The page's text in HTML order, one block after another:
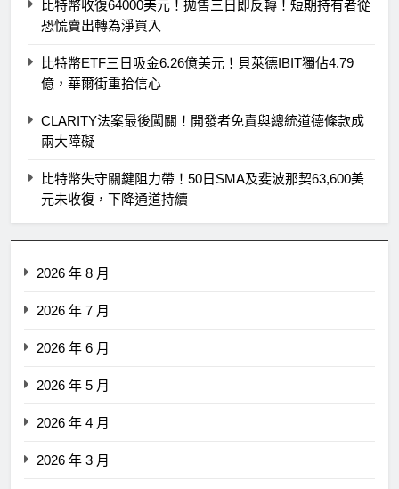
比特幣收復64000美元！拋售三日即反轉！短期持有者從
恐慌賣出轉為淨買入
比特幣ETF三日吸金6.26億美元！貝萊德IBIT獨佔4.79
億，華爾街重拾信心
CLARITY法案最後闖關！開發者免責與總統道德條款成
兩大障礙
比特幣失守關鍵阻力帶！50日SMA及斐波那契63,600美
元未收復，下降通道持續
2026 年 8 月
2026 年 7 月
2026 年 6 月
2026 年 5 月
2026 年 4 月
2026 年 3 月